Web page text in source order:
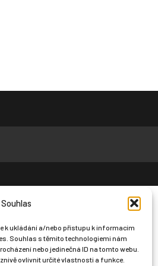
k ukládání a/nebo přístupu k informacím
Souhlas s těmito technologiemi nám
nebo jedinečná ID na tomto webu.
ovlivnit určité vlastnosti a funkce.